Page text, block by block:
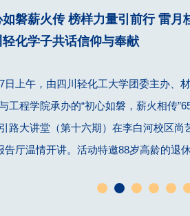
磐薪火传 榜样力量引前行 雷月桂
轻化学子共话信仰与奉献
日上午，由四川轻化工大学团委主办、
工程学院承办的“初心如磐，薪火相传
路大讲堂（第十六期）在李白河校区尚
告厅温情开讲。活动特邀88岁高龄的退
获得者雷月桂同志分享人生故事，用榜样